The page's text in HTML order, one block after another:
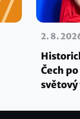
2. 8.
Čech